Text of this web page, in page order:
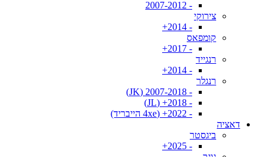
- 2007-2012
צירוקי
- 2014+
קומפאס
- 2017+
רנגייד
- 2014+
רנגלר
- 2007-2018 (JK)
- 2018+ (JL)
- 2022+ (4xe הייבריד)
דאציה
ביגסטר
- 2025+